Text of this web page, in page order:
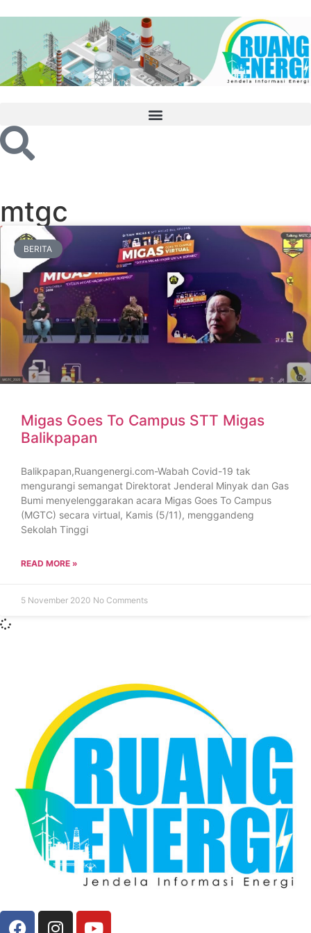
mtgc
BERITA
Migas Goes To Campus STT Migas
Balikpapan
Balikpapan,Ruangenergi.com-Wabah Covid-19 tak
mengurangi semangat Direktorat Jenderal Minyak dan Gas
Bumi menyelenggarakan acara Migas Goes To Campus
(MGTC) secara virtual, Kamis (5/11), menggandeng
Sekolah Tinggi
READ MORE »
5 November 2020 No Comments